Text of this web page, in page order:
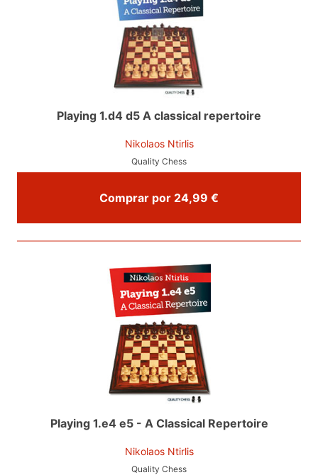
Playing 1.d4 d5 A classical repertoire
Nikolaos Ntirlis
Quality Chess
Comprar por 24,99 €
Playing 1.e4 e5 - A Classical Repertoire
Nikolaos Ntirlis
Quality Chess